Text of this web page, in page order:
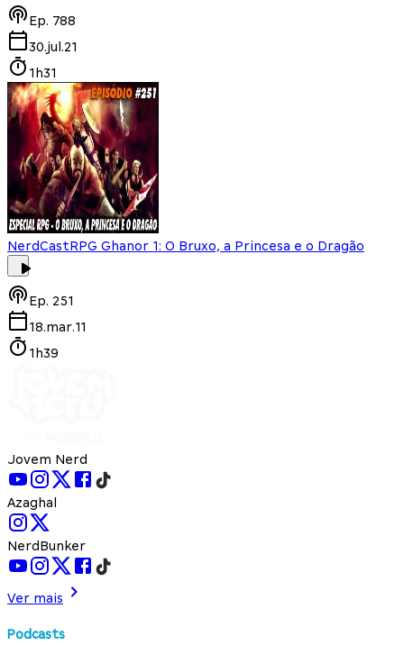
Ep. 788
30.jul.21
1h31
NerdCastRPG Ghanor 1: O Bruxo, a Princesa e o Dragão
Ep. 251
18.mar.11
1h39
Jovem Nerd
Azaghal
NerdBunker
Ver mais
Podcasts